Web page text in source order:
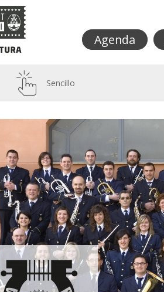
Agenda
Sencillo